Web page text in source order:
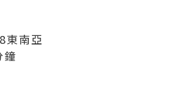
東南亞
鐘